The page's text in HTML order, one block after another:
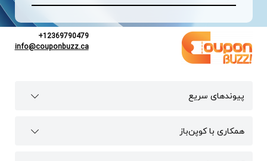
+12369790479
info@couponbuzz.ca
پیوند‌های سریع
همکاری با کوپن‌باز